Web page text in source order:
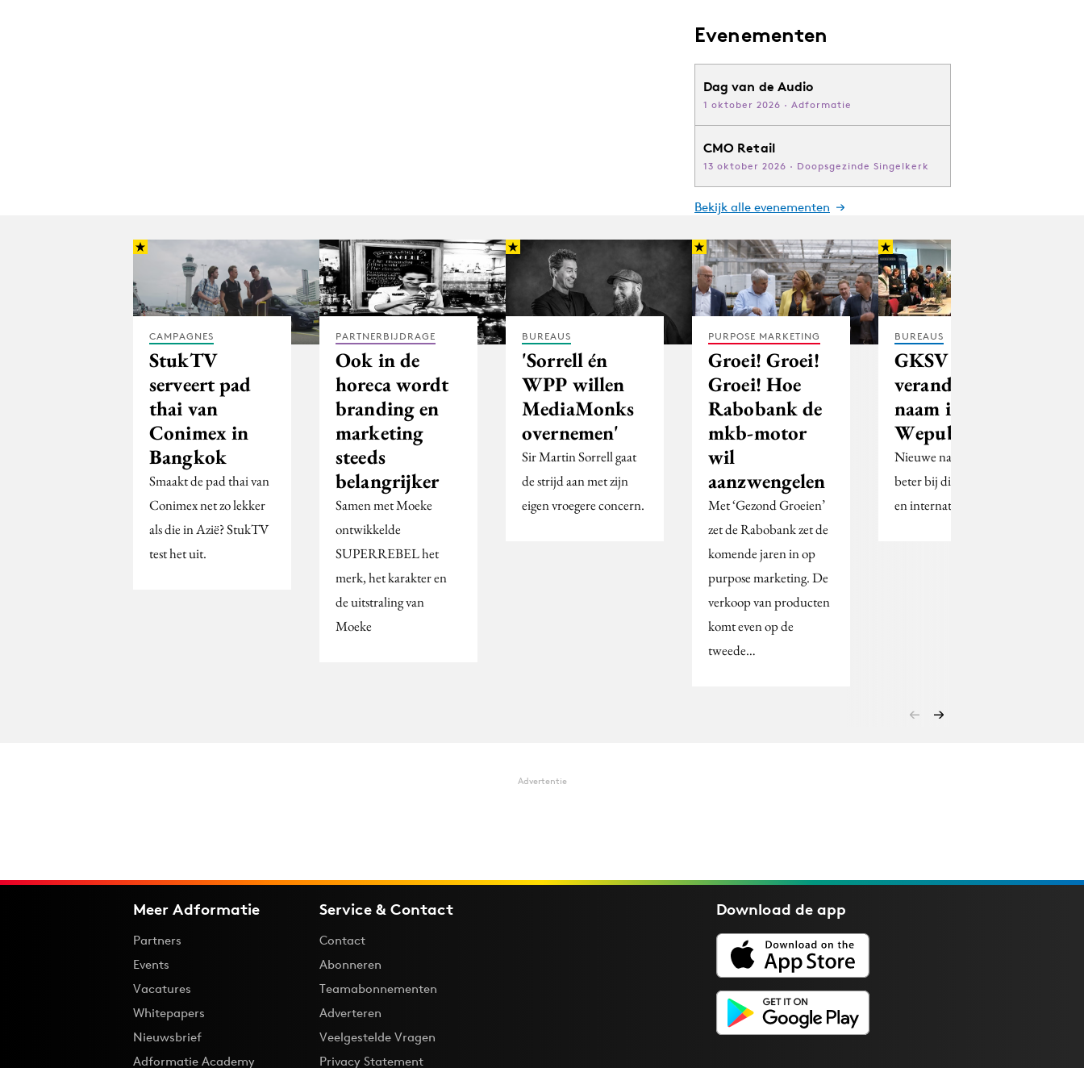
Evenementen
Dag van de Audio
1 oktober 2026 · Adformatie
CMO Retail
13 oktober 2026 · Doopsgezinde Singelkerk
Bekijk alle evenementen
CAMPAGNES
StukTV
serveert pad
thai van
Conimex in
Bangkok
Smaakt de pad thai van
Conimex net zo lekker
als die in Azië? StukTV
test het uit.
PARTNERBIJDRAGE
Ook in de
horeca wordt
branding en
marketing
steeds
belangrijker
Samen met Moeke
ontwikkelde
SUPERREBEL het
merk, het karakter en
de uitstraling van
Moeke
BUREAUS
'Sorrell én
WPP willen
MediaMonks
overnemen'
Sir Martin Sorrell gaat
de strijd aan met zijn
eigen vroegere concern.
PURPOSE MARKETING
Groei! Groei!
Groei! Hoe
Rabobank de
mkb-motor
wil
aanzwengelen
Met ‘Gezond Groeien’
zet de Rabobank zet de
komende jaren in op
purpose marketing. De
verkoop van producten
komt even op de
tweede…
BUREAUS
GKSV
verandert zijn
naam in
Wepublic
Nieuwe naam past
beter bij dienstverlening
en internationaal werk.
Advertentie
Meer Adformatie
Partners
Events
Vacatures
Whitepapers
Nieuwsbrief
Adformatie Academy
Service & Contact
Contact
Abonneren
Teamabonnementen
Adverteren
Veelgestelde Vragen
Privacy Statement
Download deapp